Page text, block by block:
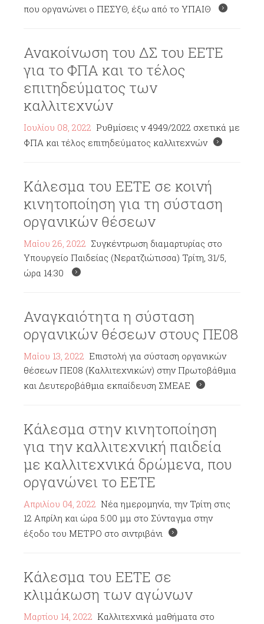
που οργανώνει ο ΠΕΣΥΘ, έξω από το ΥΠΑΙΘ
Ανακοίνωση του ΔΣ του ΕΕΤΕ
για το ΦΠΑ και το τέλος
επιτηδεύματος των
καλλιτεχνών
Ιουλίου 08, 2022 Ρυθμίσεις ν 4949/2022 σχετικά με
ΦΠΑ και τέλος επιτηδεύματος καλλιτεχνών
Κάλεσμα του ΕΕΤΕ σε κοινή
κινητοποίηση για τη σύσταση
οργανικών θέσεων
Μαΐου 26, 2022 Συγκέντρωση διαμαρτυρίας στο
Υπουργείο Παιδείας (Νερατζιώτισσα) Τρίτη, 31/5,
ώρα 14:30
Αναγκαιότητα η σύσταση
οργανικών θέσεων στους ΠΕ08
Μαΐου 13, 2022 Επιστολή για σύσταση οργανικών
θέσεων ΠΕ08 (Καλλιτεχνικών) στην Πρωτοβάθμια
και Δευτεροβάθμια εκπαίδευση ΣΜΕΑΕ
Κάλεσμα στην κινητοποίηση
για την καλλιτεχνική παιδεία
με καλλιτεχνικά δρώμενα, που
οργανώνει το ΕΕΤΕ
Απριλίου 04, 2022 Νέα ημερομηνία, την Τρίτη στις
12 Απρίλη και ώρα 5:00 μμ στο Σύνταγμα στην
έξοδο του ΜΕΤΡΟ στο σιντριβάνι
Κάλεσμα του ΕΕΤΕ σε
κλιμάκωση των αγώνων
Μαρτίου 14, 2022 Καλλιτεχνικά μαθήματα στο